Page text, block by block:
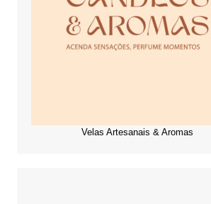
Velas Artesanais & Aromas